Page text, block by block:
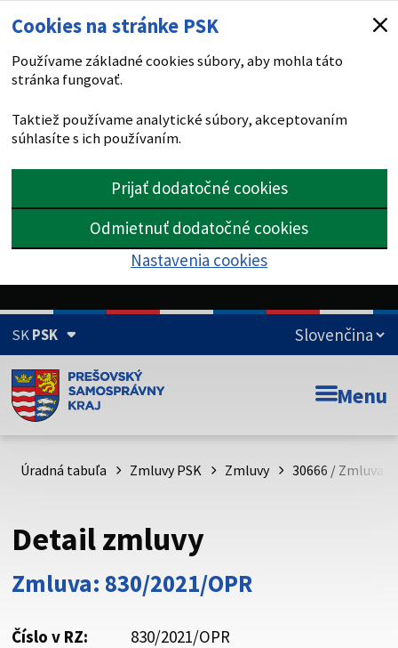
Cookies na stránke PSK
Používame základné cookies súbory, aby mohla táto
stránka fungovať.
Taktiež používame analytické súbory, akceptovaním
súhlasíte s ich používaním.
Prijať dodatočné cookies
Odmietnuť dodatočné cookies
Nastavenia cookies
SKPSK
Doména psk.sk je oficiálna
Toto je oficiálna webová stránka Prešovského
psk.sk.
Buďte pozorní a vždy sa uistite, že zdieľate informácie iba
cez zabezpečenú webovú stránku. Zabezpečená stránka
vždy začína https:// pred názvom domény webového sídla.
Menu
Úradná tabuľa Zmluvy PSK Zmluvy 30666 / Zmluva
Detail zmluvy
Zmluva: 830/2021/OPR
Číslo v RZ:
830/2021/OPR